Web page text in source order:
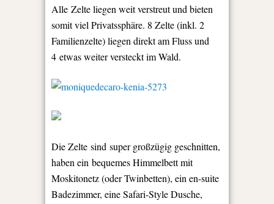
Alle Zelte liegen weit verstreut und bieten
somit viel Privatssphäre. 8 Zelte (inkl. 2
Familienzelte) liegen direkt am Fluss und
4 etwas weiter versteckt im Wald.
Die Zelte sind super großzügig geschnitten,
haben ein bequemes Himmelbett mit
Moskitonetz (oder Twinbetten), ein en-suite
Badezimmer, eine Safari-Style Dusche,